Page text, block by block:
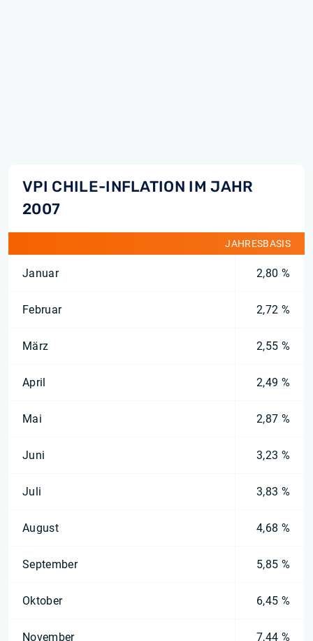
VPI CHILE-INFLATION IM JAHR
2007
JAHRESBASIS
Januar 2,80 %
Februar 2,72 %
März 2,55 %
April 2,49 %
Mai 2,87 %
Juni 3,23 %
Juli 3,83 %
August 4,68 %
September 5,85 %
Oktober 6,45 %
November 7,44 %